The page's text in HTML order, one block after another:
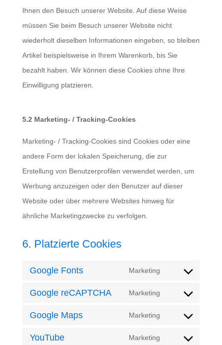
Ihnen den Besuch unserer Website. Auf diese Weise
müssen Sie beim Besuch unserer Website nicht
wiederholt dieselben Informationen eingeben, so bleiben
Artikel beispielsweise in Ihrem Warenkorb, bis Sie
bezahlt haben. Wir können diese Cookies ohne Ihre
Einwilligung platzieren.
5.2 Marketing- / Tracking-Cookies
Marketing- / Tracking-Cookies sind Cookies oder eine
andere Form der lokalen Speicherung, die zur
Erstellung von Benutzerprofilen verwendet werden, um
Werbung anzuzeigen oder den Benutzer auf dieser
Website oder über mehrere Websites hinweg für
ähnliche Marketingzwecke zu verfolgen.
6. Platzierte Cookies
Google Fonts
Marketing
Google reCAPTCHA
Marketing
Google Maps
Marketing
YouTube
Marketing